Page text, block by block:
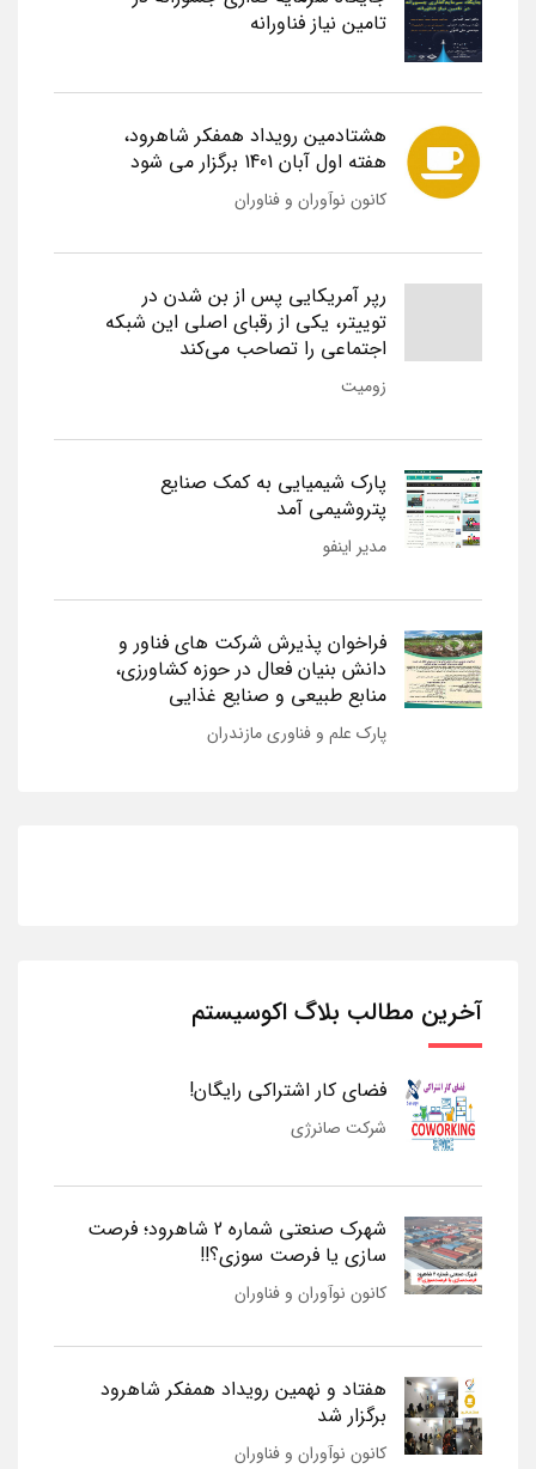
تامین نیاز فناورانه
هشتادمین رویداد همفکر شاهرود،
هفته اول آبان 1401 برگزار می شود
کانون نوآوران و فناوران
رپر آمریکایی پس از بن شدن در
توییتر، یکی از رقبای اصلی این شبکه
اجتماعی را تصاحب می‌کند
زومیت
پارک شیمیایی به کمک صنایع
پتروشیمی آمد
مدیر اینفو
فراخوان پذیرش شرکت های فناور و
دانش بنیان فعال در حوزه کشاورزی،
منابع طبیعی و صنایع غذایی
پارک علم و فناوری مازندران
آخرین مطالب بلاگ اکوسیستم
فضای کار اشتراکی رایگان!
شرکت صانرژی
شهرک صنعتی شماره 2 شاهرود؛ فرصت
سازی یا فرصت سوزی؟!!
کانون نوآوران و فناوران
هفتاد و نهمین رویداد همفکر شاهرود
برگزار شد
کانون نوآوران و فناوران